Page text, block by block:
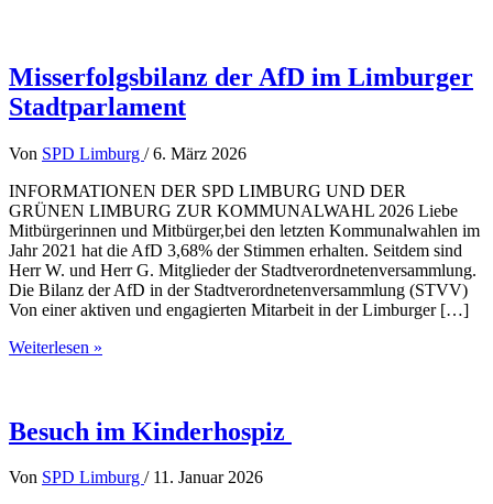
Misserfolgsbilanz der AfD im Limburger
Stadtparlament
Von SPD Limburg /6. März 2026
INFORMATIONEN DER SPD LIMBURG UND DER
GRÜNEN LIMBURG ZUR KOMMUNALWAHL 2026 Liebe
Mitbürgerinnen und Mitbürger,bei den letzten Kommunalwahlen im
Jahr 2021 hat die AfD 3,68% der Stimmen erhalten. Seitdem sind
Herr W. und Herr G. Mitglieder der Stadtverordnetenversammlung.
Die Bilanz der AfD in der Stadtverordnetenversammlung (STVV)
Von einer aktiven und engagierten Mitarbeit in der Limburger […]
Misserfolgsbilanz
Limburger
Stadtparlament
Weiterlesen »
Besuch im Kinderhospiz
Von SPD Limburg / 11. Januar 2026